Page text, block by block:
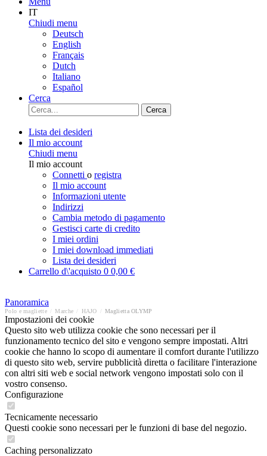
IT
Chiudi menu
Deutsch
English
Français
Dutch
Italiano
Español
Cerca
Cerca
Lista dei desideri
Il mio account
Chiudi menu
Il mio account
Connetti o registra
Il mio account
Informazioni utente
Indirizzi
Cambia metodo di pagamento
Gestisci carte di credito
I miei ordini
I miei download immediati
Lista dei desideri
Carrello d\'acquisto 0 0,00 €
Panoramica
Polo e magliette Marche HAJO Maglietta OLYMP
Impostazioni dei cookie
Questo sito web utilizza cookie che sono necessari per il
funzionamento tecnico del sito e vengono sempre impostati. Altri
cookie che hanno lo scopo di aumentare il comfort durante l'utilizzo
di questo sito web, servire pubblicità diretta o facilitare l'interazione
con altri siti web e social network vengono impostati solo con il
vostro consenso.
Configurazione
Tecnicamente necessario
Questi cookie sono necessari per le funzioni di base del negozio.
Caching personalizzato